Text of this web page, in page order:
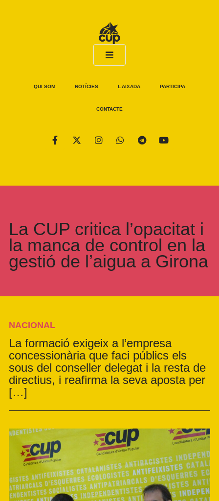
QUI SOM NOTÍCIES L’AIXADA PARTICIPA
CONTACTE
La CUP critica l’opacitat i
la manca de control en la
gestió de l’aigua a Girona
NACIONAL
La formació exigeix a l’empresa
concessionària que faci públics els
sous del conseller delegat i la resta de
directius, i reafirma la seva aposta per
[…]